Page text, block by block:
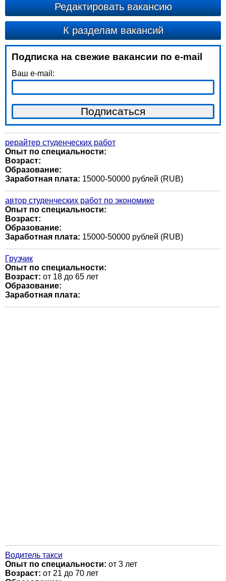
Редактировать вакансию
К разделам вакансий
Подписка на свежие вакансии по e-mail
Ваш e-mail:
рерайтер студенческих работ
Опыт по специальности:
Возраст:
Образование:
Заработная плата: 15000-50000 рублей (RUB)
автор студенческих работ по экономике
Опыт по специальности:
Возраст:
Образование:
Заработная плата: 15000-50000 рублей (RUB)
Грузчик
Опыт по специальности:
Возраст: от 18 до 65 лет
Образование:
Заработная плата:
Водитель такси
Опыт по специальности: от 3 лет
Возраст: от 21 до 70 лет